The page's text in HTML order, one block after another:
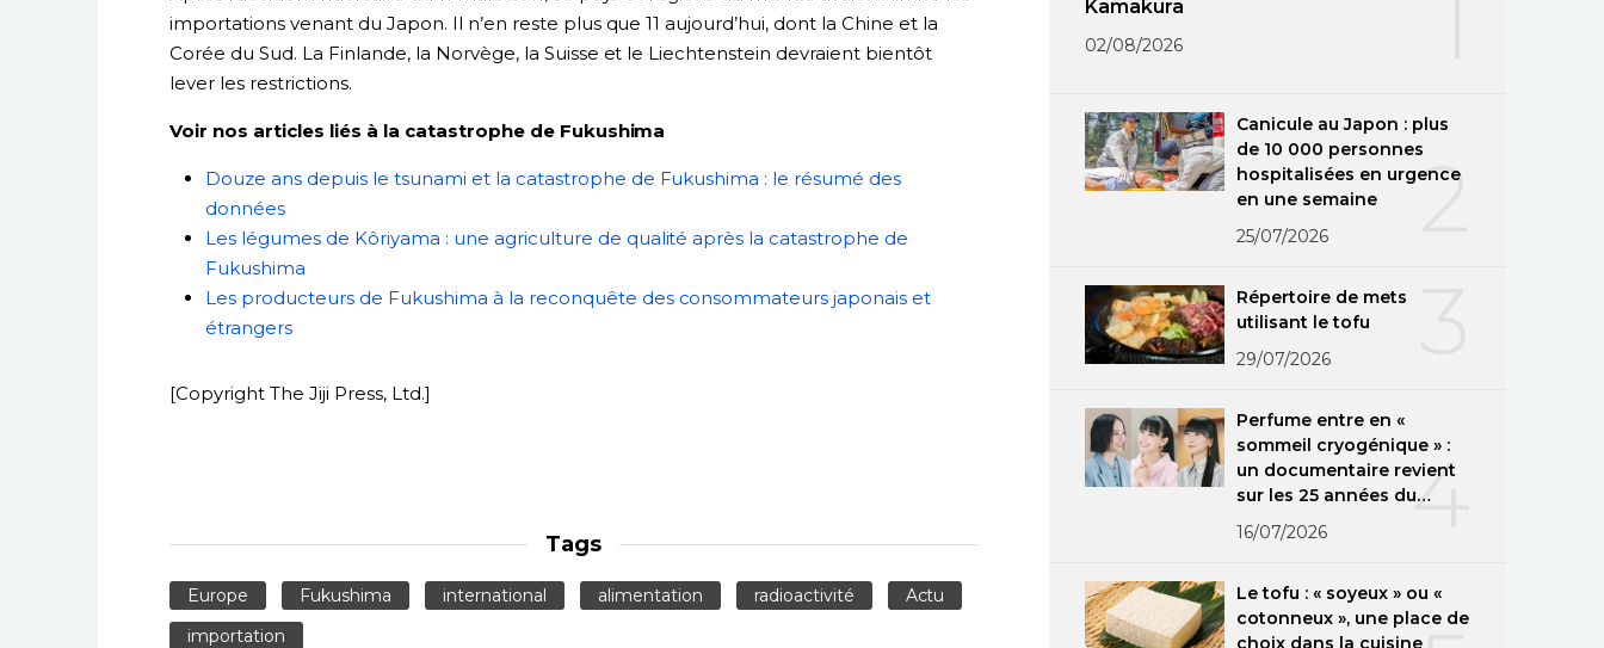
importations venant du Japon. Il n’en reste plus que 11 aujourd’hui, dont la Chine et la
Corée du Sud. La Finlande, la Norvège, la Suisse et le Liechtenstein devraient bientôt
lever les restrictions.
Voir nos articles liés à la catastrophe de Fukushima
Douze ans depuis le tsunami et la catastrophe de Fukushima : le résumé des
données
Les légumes de Kôriyama : une agriculture de qualité après la catastrophe de
Fukushima
Les producteurs de Fukushima à la reconquête des consommateurs japonais et
étrangers
[Copyright The Jiji Press, Ltd.]
Tags
Europe Fukushima international alimentation radioactivité
Actu
importation
Kamakura
02/08/2026
2
Canicule au Japon : plus
de 10 000 personnes
hospitalisées en urgence
en une semaine
25/07/2026
Répertoire de mets
utilisant le tofu
29/07/2026
4
Perfume entre en «
sommeil cryogénique » :
un documentaire revient
sur les 25 années du
groupe
16/07/2026
Le tofu : « soyeux » ou «
cotonneux », une place de
choix dans la cuisine